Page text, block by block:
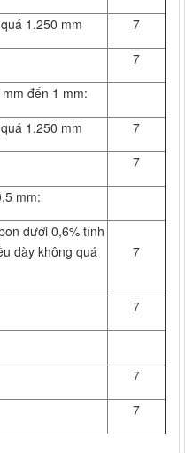
1.250 mm
7
7
đến 1 mm:
1.250 mm
7
7
mm:
dưới 0,6% tính
dày không quá
7
7
7
7